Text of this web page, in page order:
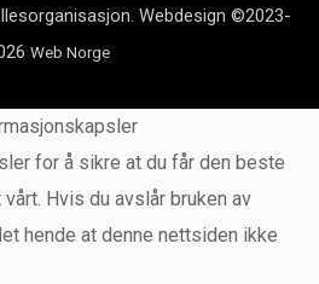
Webdesign ©2023-
Web Norge
for å sikre at du får den beste
Hvis du avslår bruken av
hende at denne nettsiden ikke